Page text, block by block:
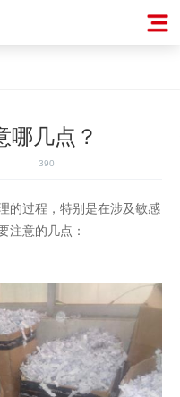
哪几点？
390
过程，特别是在涉及敏感
注意的几点：